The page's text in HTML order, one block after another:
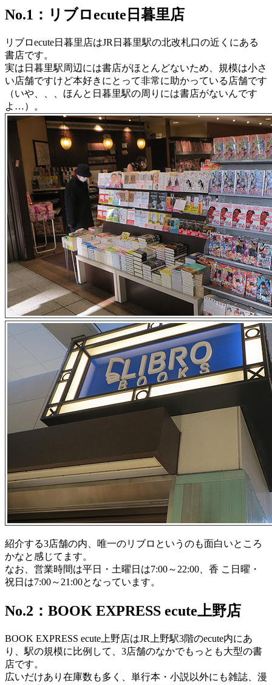
No.1：リブロecute日暮里店
リブロecute日暮里店はJR日暮里駅の北改札口の近くにある
書店です。
実は日暮里駅周辺には書店がほとんどないため、規模は小さ
い店舗ですけど本好きにとって非常に助かっている店舗です
（いや、、、ほんと日暮里駅の周りには書店がないんです
よ…）。
紹介する3店舗の内、唯一のリブロというのも面白いところ
かなと感じてます。
なお、営業時間は平日・土曜日は7:00～22:00、香 こ日曜・
祝日は7:00～21:00となっています。
No.2：BOOK EXPRESS ecute上野店
BOOK EXPRESS ecute上野店はJR上野駅3階のecute内にあ
り、駅の規模に比例して、3店舗のなかでもっとも大型の書
店です。
広いだけあり在庫数も多く、単行本・小説以外にも雑誌、漫